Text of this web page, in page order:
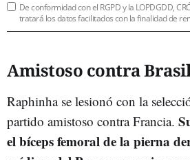
De conformidad con el RGPD y la LOPDGDD,
tratará los datos facilitados con la finalidad de
Amistoso contra Brasil
Raphinha se lesionó con la
partido amistoso contra Francia.
el bíceps femoral de la pierna